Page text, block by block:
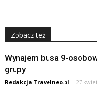
Zobacz też
Wynajem busa 9-
grupy
Redakcja Travelneo.pl - 27